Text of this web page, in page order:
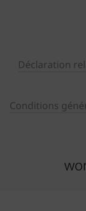
Déclaration
Conditions